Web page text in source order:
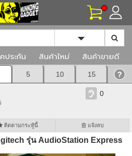
Toggle
ประกัน สินค้าใหม่ สินค้าขายดี
5 10 15
0
ติดตามกระทู้นี้ แจ้งลบ
รุ่น AudioStation Express